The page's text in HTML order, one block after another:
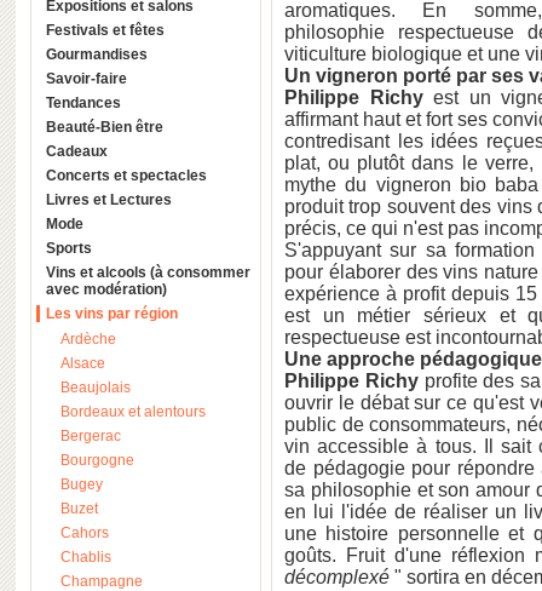
Expositions et salons
Festivals et fêtes
Gourmandises
Savoir-faire
Tendances
Beauté-Bien être
Cadeaux
Concerts et spectacles
Livres et Lectures
Mode
Sports
Vins et alcools (à consommer
avec modération)
Les vins par région
Ardèche
Alsace
Beaujolais
Bordeaux et alentours
Bergerac
Bourgogne
Bugey
Buzet
Cahors
Chablis
Champagne
aromatiques. En
philosophie respectueuse
viticulture biologique et une
Un vigneron porté par ses
Philippe Richyest un
affirmant haut et fort ses
contredisant les idées
plat, ou plutôt dans le
mythe du vigneron bio
produit trop souvent des
précis, ce qui n'est pas
S'appuyant sur sa
pour élaborer des vins
expérience à profit depuis
est un métier sérieux et
respectueuse est
Une approche
Philippe Richyprofite des
ouvrir le débat sur ce qu'est
public de consommateurs,
vin accessible à tous. Il sait
de pédagogie pour
sa philosophie et son amour
en lui l'idée de réaliser un
une histoire personnelle et
goûts. Fruit d'une
décomplexé " sortira en